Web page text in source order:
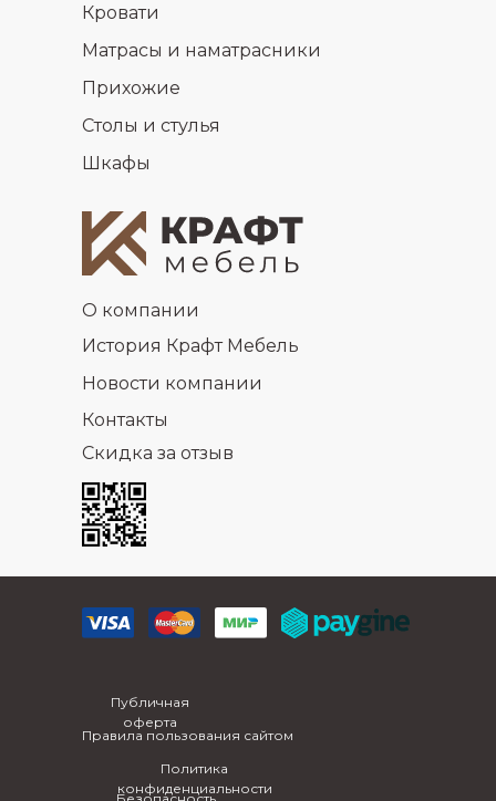
Кровати
Матрасы и наматрасники
Прихожие
Столы и стулья
Шкафы
О компании
История Крафт Мебель
Новости компании
Контакты
Скидка за отзыв
Публичная
оферта
Правила пользования сайтом
Политика
конфиденциальности